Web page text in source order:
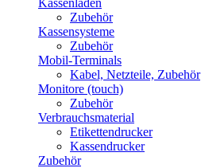
Zubehör
Kassensysteme
Zubehör
Mobil-Terminals
Kabel, Netzteile, Zubehör
Monitore (touch)
Zubehör
Verbrauchsmaterial
Etikettendrucker
Kassendrucker
Zubehör